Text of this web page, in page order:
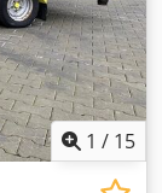
1 / 15